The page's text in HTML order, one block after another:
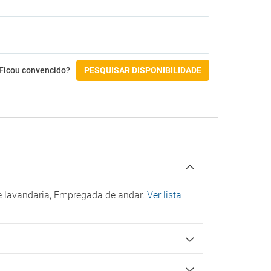
Hidromassagem
Spa
Ficou convencido? PESQUISAR DISPONIBILIDADE
Empregada de andar. Ver lista